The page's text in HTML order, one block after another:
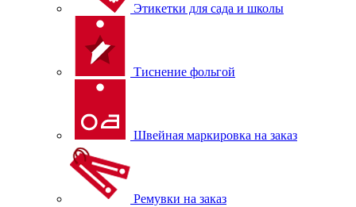
Этикетки для сада и школы
Тиснение фольгой
Швейная маркировка на заказ
Ремувки на заказ